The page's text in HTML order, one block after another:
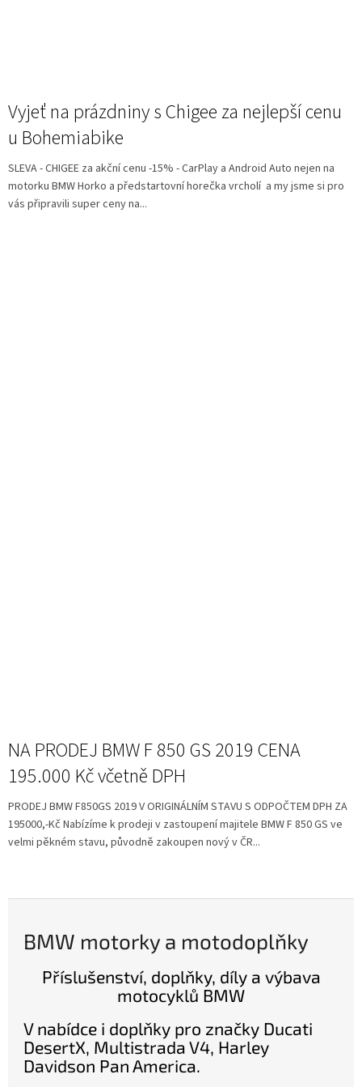
Vyjeť na prázdniny s Chigee za nejlepší cenu
u Bohemiabike
SLEVA - CHIGEE za akční cenu -15% - CarPlay a Android Auto nejen na
motorku BMW Horko a předstartovní horečka vrcholí a my jsme si pro
vás připravili super ceny na...
NA PRODEJ BMW F 850 GS 2019 CENA
195.000 Kč včetně DPH
PRODEJ BMW F850GS 2019 V ORIGINÁLNÍM STAVU S ODPOČTEM DPH ZA
195000,-Kč Nabízíme k prodeji v zastoupení majitele BMW F 850 GS ve
velmi pěkném stavu, původně zakoupen nový v ČR...
BMW motorky a motodoplňky
Příslušenství, doplňky, díly a výbava
motocyklů BMW
V nabídce i doplňky pro značky Ducati
DesertX, Multistrada V4, Harley
Davidson Pan America.